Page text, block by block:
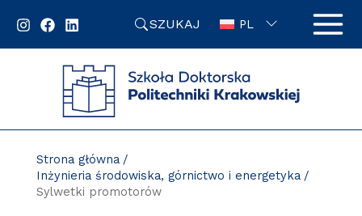
SZUKAJ PL
Strona główna
Inżynieria środowiska, górnictwo i energetyka
Sylwetki promotorów